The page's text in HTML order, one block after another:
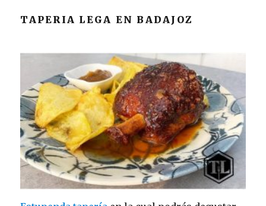
TAPERIA LEGA EN BADAJOZ